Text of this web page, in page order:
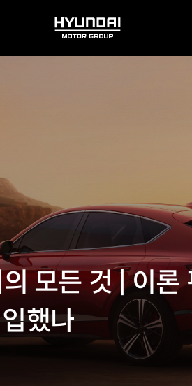
HYUNDAI
MOTOR
모든 것 | 이론
했나